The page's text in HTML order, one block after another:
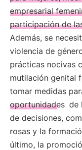
empresarial
participación de
Además, se
violencia de
prácticas nocivas
mutilación genital
tomar medidas
oportunidades de
de decisiones,
rosas y la
último, la